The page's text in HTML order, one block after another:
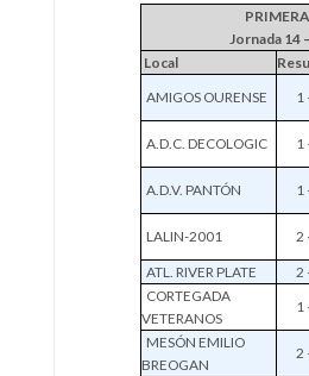
Jornada 14
Local
AMIGOS OURENSE
1
A.D.C. DECOLOGIC
1
A.D.V. PANTÓN
1
LALIN-2001
2
ATL. RIVER PLATE
2
CORTEGADA
VETERANOS
1
MESÓN EMILIO
BREOGAN
2